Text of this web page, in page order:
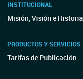
INSTITUCIONAL
Misión, Visión e Historia
PRODUCTOS Y SERVICIOS
Tarifas de Publicación